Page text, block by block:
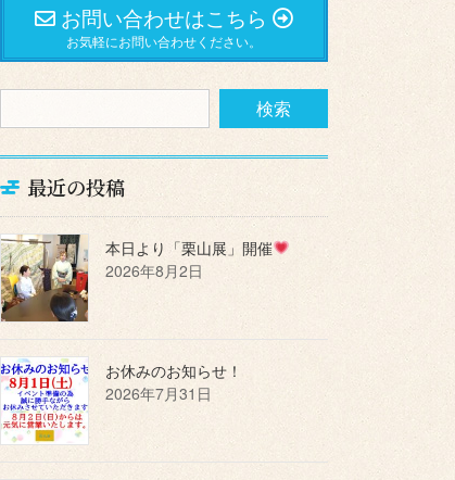
お問い合わせはこちら
お気軽にお問い合わせください。
最近の投稿
本日より「栗山展」開催
2026年8月2日
お休みのお知らせ！
2026年7月31日